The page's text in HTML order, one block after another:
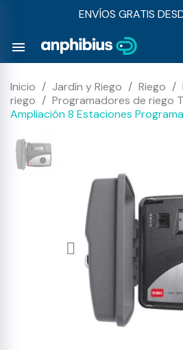
ENVÍOS GRATIS
menu
Inicio Jardín y Riego Riego
riego
Programadores de riego
Ampliación 8 Estaciones